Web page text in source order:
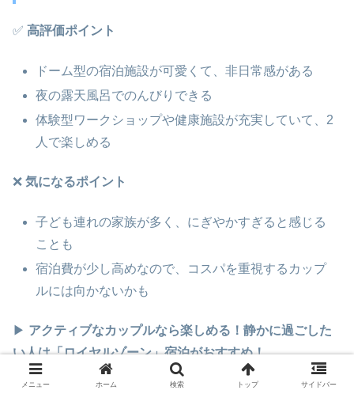
✅ 高評価ポイント
ドーム型の宿泊施設が可愛くて、非日常感がある
夜の露天風呂でのんびりできる
体験型ワークショップや健康施設が充実していて、2
人で楽しめる
❌ 気になるポイント
子ども連れの家族が多く、にぎやかすぎると感じる
ことも
宿泊費が少し高めなので、コスパを重視するカップ
ルには向かないかも
▶ アクティブなカップルなら楽しめる！静かに過ごした
い人は「ロイヤルゾーン」宿泊がおすすめ！
メニュー ホーム 検索 トップ サイドバー